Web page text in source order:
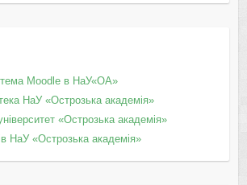
Moodle в НаУ«ОА»
НаУ «Острозька академія»
«Острозька академія»
НаУ «Острозька академія»